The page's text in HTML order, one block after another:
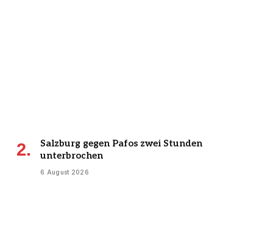
Salzburg gegen Pafos zwei Stunden
unterbrochen
6 August 2026